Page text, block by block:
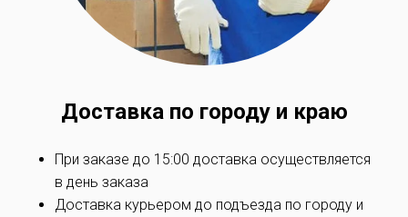
Доставка по городу и краю
При заказе до 15:00 доставка осуществляется
в день заказа
Доставка курьером до подъезда по городу и